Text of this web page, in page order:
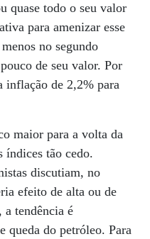
quase todo o seu valor
para amenizar esse
no segundo
de seu valor. Por
inflação de 2,2% para
maior para a volta da
índices tão cedo.
discutiam, no
efeito de alta ou de
a tendência é
queda do petróleo. Para